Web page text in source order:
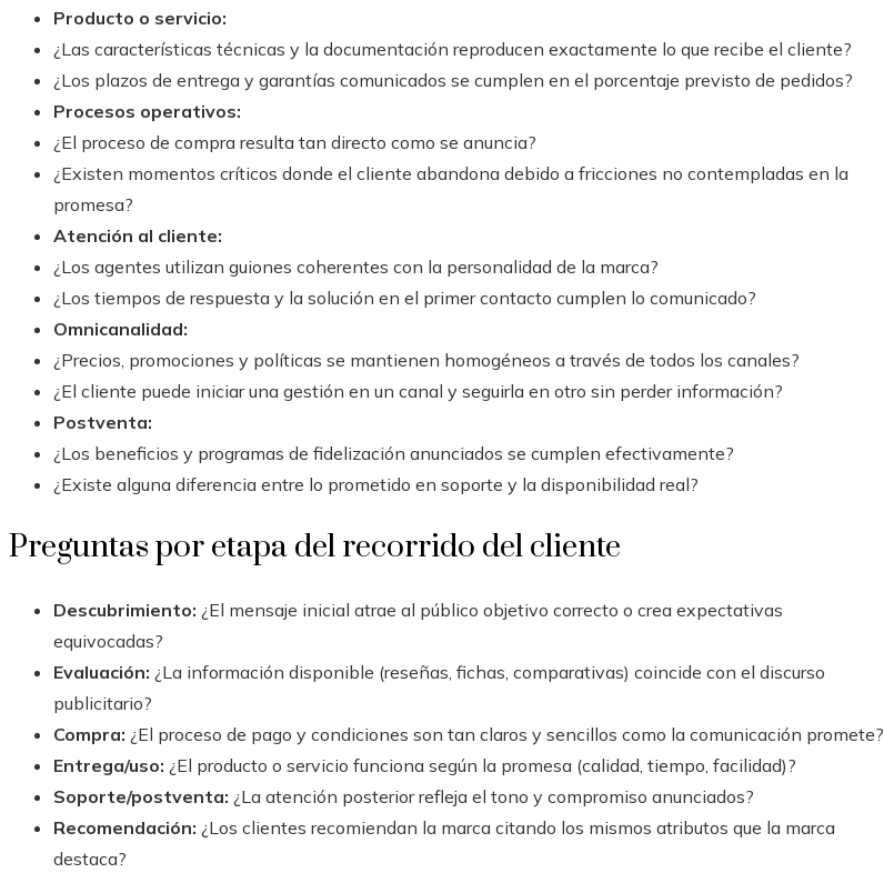
Producto o servicio:
¿Las características técnicas y la documentación reproducen exactamente lo que recibe el cliente?
¿Los plazos de entrega y garantías comunicados se cumplen en el porcentaje previsto de pedidos?
Procesos operativos:
¿El proceso de compra resulta tan directo como se anuncia?
¿Existen momentos críticos donde el cliente abandona debido a fricciones no contempladas en la
promesa?
Atención al cliente:
¿Los agentes utilizan guiones coherentes con la personalidad de la marca?
¿Los tiempos de respuesta y la solución en el primer contacto cumplen lo comunicado?
Omnicanalidad:
¿Precios, promociones y políticas se mantienen homogéneos a través de todos los canales?
¿El cliente puede iniciar una gestión en un canal y seguirla en otro sin perder información?
Postventa:
¿Los beneficios y programas de fidelización anunciados se cumplen efectivamente?
¿Existe alguna diferencia entre lo prometido en soporte y la disponibilidad real?
Preguntas por etapa del recorrido del cliente
Descubrimiento: ¿El mensaje inicial atrae al público objetivo correcto o crea expectativas
equivocadas?
Evaluación: ¿La información disponible (reseñas, fichas, comparativas) coincide con el discurso
publicitario?
Compra: ¿El proceso de pago y condiciones son tan claros y sencillos como la comunicación promete?
Entrega/uso: ¿El producto o servicio funciona según la promesa (calidad, tiempo, facilidad)?
Soporte/postventa: ¿La atención posterior refleja el tono y compromiso anunciados?
Recomendación: ¿Los clientes recomiendan la marca citando los mismos atributos que la marca
destaca?